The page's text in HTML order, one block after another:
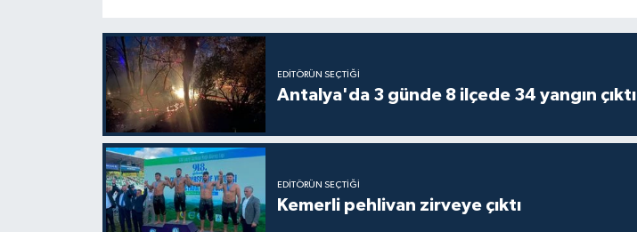
EDITÖRÜN SEÇTIĞI
Antalya'da 3 günde 8 ilçede 34 yangın çıktı
EDITÖRÜN SEÇTIĞI
Kemerli pehlivan zirveye çıktı